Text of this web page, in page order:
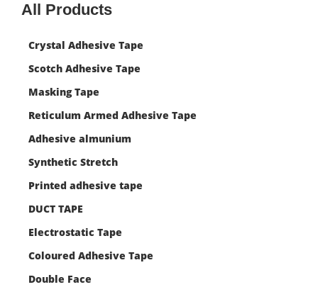
All Products
Crystal Adhesive Tape
Scotch Adhesive Tape
Masking Tape
Reticulum Armed Adhesive Tape
Adhesive almunium
Synthetic Stretch
Printed adhesive tape
DUCT TAPE
Electrostatic Tape
Coloured Adhesive Tape
Double Face